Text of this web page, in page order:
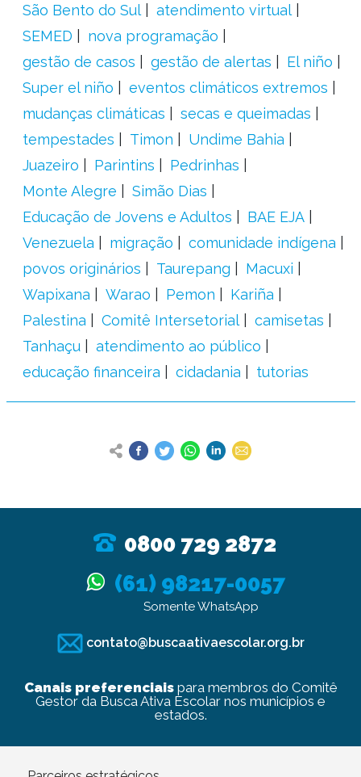
São Bento do Sul
atendimento virtual
SEMED
nova programação
gestão de casos
gestão de alertas
El niño
Super el niño
eventos climáticos extremos
mudanças climáticas
secas e queimadas
tempestades
Timon
Undime Bahia
Juazeiro
Parintins
Pedrinhas
Monte Alegre
Simão Dias
Educação de Jovens e Adultos
BAE EJA
Venezuela
migração
comunidade indígena
povos originários
Taurepang
Macuxi
Wapixana
Warao Pemon
Kariña
Palestina
Comitê Intersetorial
camisetas
Tanhaçu
atendimento ao público
educação financeira
cidadania tutorias
0800 729 2872
(61) 98217-0057
Somente WhatsApp
contato@buscaativaescolar.org.br
Canais preferenciaispara membros do Comitê
Gestor da Busca Ativa Escolar nos municípios e
estados.